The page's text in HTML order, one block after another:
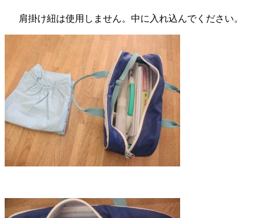
肩掛け紐は使用しません。中に入れ込んでください。